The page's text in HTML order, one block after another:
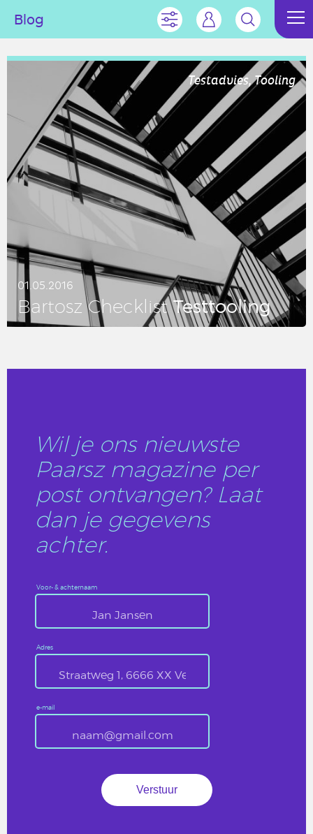
Blog
Testadvies, Tooling
01.05.2016
Bartosz Check­listTest­too­ling
Wil je ons nieuwste
Paarsz magazine per
post ontvangen? Laat
dan je gegevens
achter.
Voor- & achternaam
Adres
e-mail